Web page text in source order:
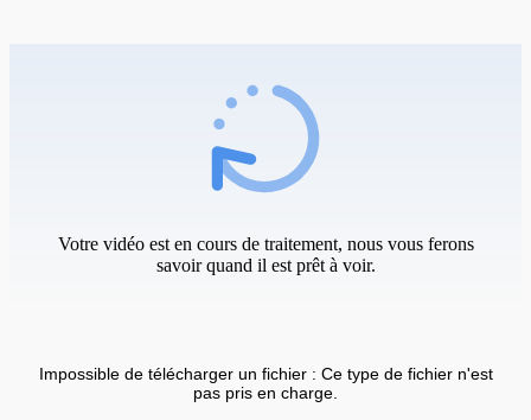
Votre vidéo est en cours de traitement, nous vous ferons
savoir quand il est prêt à voir.
Impossible de télécharger un fichier : Ce type de fichier n'est
pas pris en charge.